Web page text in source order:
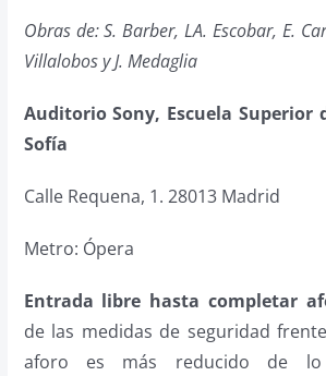
Obras de: S. Barber, LA. Escobar, E.
Villalobos y J. Medaglia
Auditorio Sony, Escuela Superior
Sofía
Calle Requena, 1. 28013 Madrid
Metro: Ópera
Entrada libre hasta completar
de las medidas de seguridad
aforo es más reducido de lo